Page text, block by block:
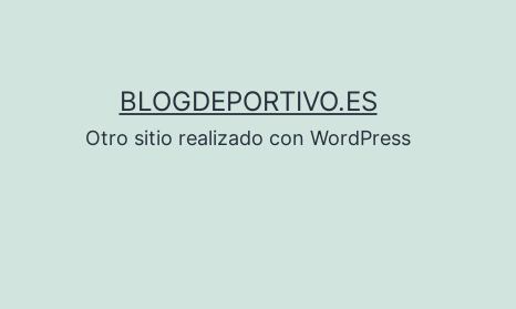
BLOGDEPORTIVO.ES
Otro sitio realizado con WordPress